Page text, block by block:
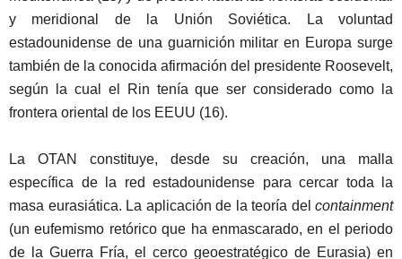
y meridional de la Unión Soviética. La voluntad
estadounidense de una guarnición militar en Europa surge
también de la conocida afirmación del presidente Roosevelt,
según la cual el Rin tenía que ser considerado como la
frontera oriental de los EEUU (16).
La OTAN constituye, desde su creación, una malla
específica de la red estadounidense para cercar toda la
masa eurasiática. La aplicación de la teoría del containment
(un eufemismo retórico que ha enmascarado, en el periodo
de la Guerra Fría, el cerco geoestratégico de Eurasia) en